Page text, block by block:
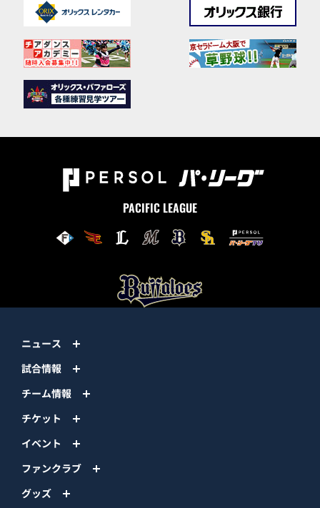
PACIFIC LEAGUE
ニュース
試合情報
チーム情報
チケット
イベント
ファンクラブ
グッズ